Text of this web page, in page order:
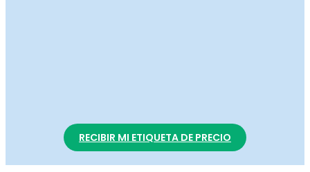
RECIBIR MI ETIQUETA DE PRECIO